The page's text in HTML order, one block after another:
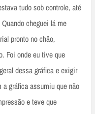
tudo sob controle, até
cheguei lá me
pronto no chão,
Foi onde eu tive que
dessa gráfica e exigir
a gráfica assumiu que não
e teve que